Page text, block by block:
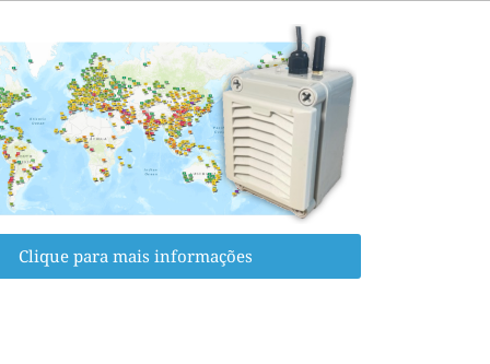
Clique para mais informações